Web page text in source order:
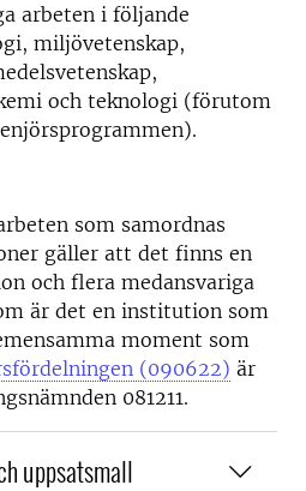
arbeten i följande
miljövetenskap,
och teknologi (förutom
som samordnas
gäller att det finns en
och flera medansvariga
är det en institution som
moment som
(090622) är
081211.
uppsatsmall